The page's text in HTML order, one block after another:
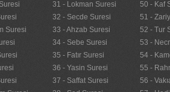
Suresi
31 - Lokman Suresi
32 - Secde Suresi
33 - Ahzab Suresi
34 - Sebe Suresi
35 - Fatır Suresi
36 - Yasin Suresi
37 - Saffat Suresi
50 - Kaf
51 -
52 - Tur
53 -
54 -
55 -
56 -